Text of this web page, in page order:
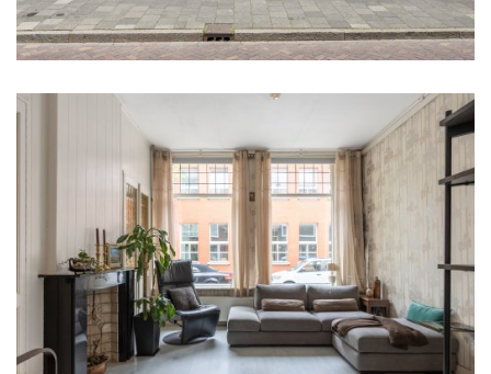
1885
Oppervlakten en inhoud
Woonoppervlakte
Externe bergruimte
4 m
Perceeloppervlakte
135 m